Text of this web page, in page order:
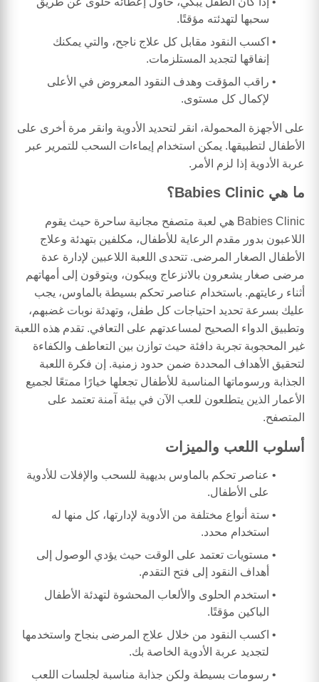
سحبها لتهدئته مؤقتًا.
اكسب النقود مقابل كل علاج ناجح، والتي يمكنك
إنفاقها لتجديد المستلزمات.
راقب المؤقت وهدف النقود المعروض في الأعلى
لإكمال كل مستوى.
على الأجهزة المحمولة، انقر لتحديد الأدوية وانقر مرة أخرى على
الأطفال لتطبيقها. يمكن استخدام إيماءات السحب للتمرير عبر
عربة الأدوية إذا لزم الأمر.
ما هي Babies Clinic؟
Babies Clinic هي لعبة متصفح مجانية ساحرة حيث يقوم
اللاعبون بدور مقدم الرعاية للأطفال، مكلفين بتهدئة وعلاج
الأطفال الصغار المرضى. تتحدى اللعبة اللاعبين لإدارة عدة
مرضى صغار يشعرون بالانزعاج ويبكون، ويتوقون إلى أمهاتهم
أثناء رعايتهم. باستخدام عناصر تحكم بسيطة بالماوس، يجب
عليك بسرعة تحديد احتياجات كل طفل، وتهدئة نوبات غضبهم،
وتطبيق الدواء الصحيح لمساعدتهم على التعافي. تقدم هذه اللعبة
غير المحجوبة تجربة دافئة حيث توازن بين التعاطف والكفاءة
لتحقيق الأهداف المحددة ضمن حدود زمنية. إن فكرة اللعبة
الجذابة ورسوماتها المناسبة للأطفال تجعلها خيارًا ممتعًا لجميع
الأعمار الذين يتطلعون للعب الآن في بيئة آمنة تعتمد على
المتصفح.
أسلوب اللعب والميزات
عناصر تحكم بالماوس بديهية للسحب والإفلات للأدوية
على الأطفال.
ستة أنواع مختلفة من الأدوية لإدارتها، كل منها له
استخدام محدد.
مستويات تعتمد على الوقت حيث يؤدي الوصول إلى
أهداف النقود إلى فتح التقدم.
استخدم الحلوى والألعاب المحشوة لتهدئة الأطفال
الباكين مؤقتًا.
اكسب النقود من خلال علاج المرضى بنجاح واستخدمها
لتجديد عربة الأدوية الخاصة بك.
رسومات بسيطة ولكن جذابة مناسبة لجلسات اللعب